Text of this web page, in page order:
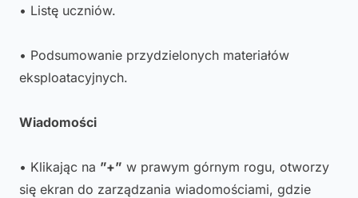
• Listę uczniów.
• Podsumowanie przydzielonych materiałów
eksploatacyjnych.
Wiadomości
• Klikając na ”+” w prawym górnym rogu, otworzy
się ekran do zarządzania wiadomościami, gdzie